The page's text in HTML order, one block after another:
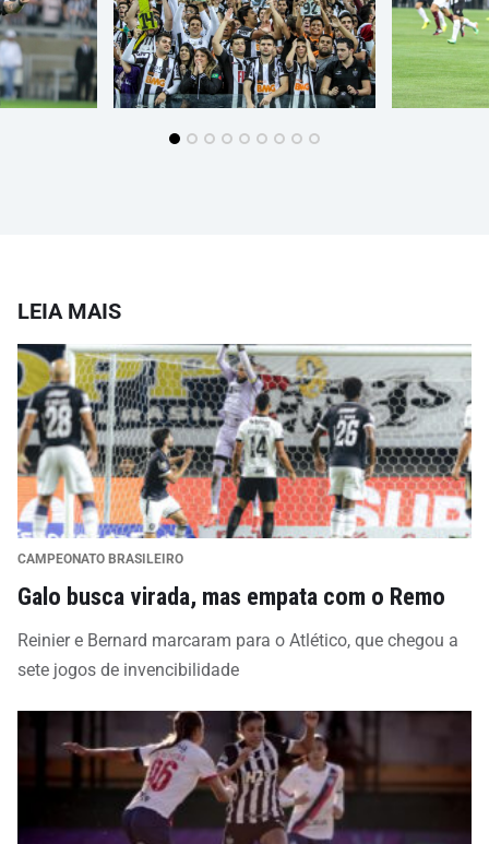
LEIA MAIS
CAMPEONATO BRASILEIRO
Galo busca virada, mas empata com o Remo
Reinier e Bernard marcaram para o Atlético, que chegou a
sete jogos de invencibilidade